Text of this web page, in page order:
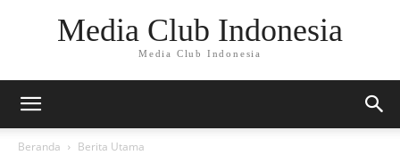
Media Club Indonesia
Media Club Indonesia
Beranda Berita Utama